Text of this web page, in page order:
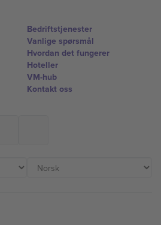
Bedriftstjenester
Vanlige spørsmål
Hvordan det fungerer
Hoteller
VM-hub
Kontakt oss